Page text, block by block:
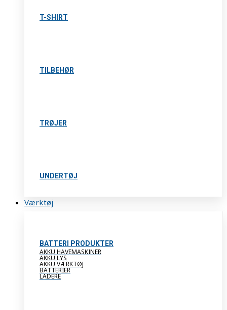
T-SHIRT
TILBEHØR
TRØJER
UNDERTØJ
Værktøj
BATTERI PRODUKTER
AKKU HAVEMASKINER
AKKU LYS
AKKU VÆRKTØJ
BATTERIER
LADERE